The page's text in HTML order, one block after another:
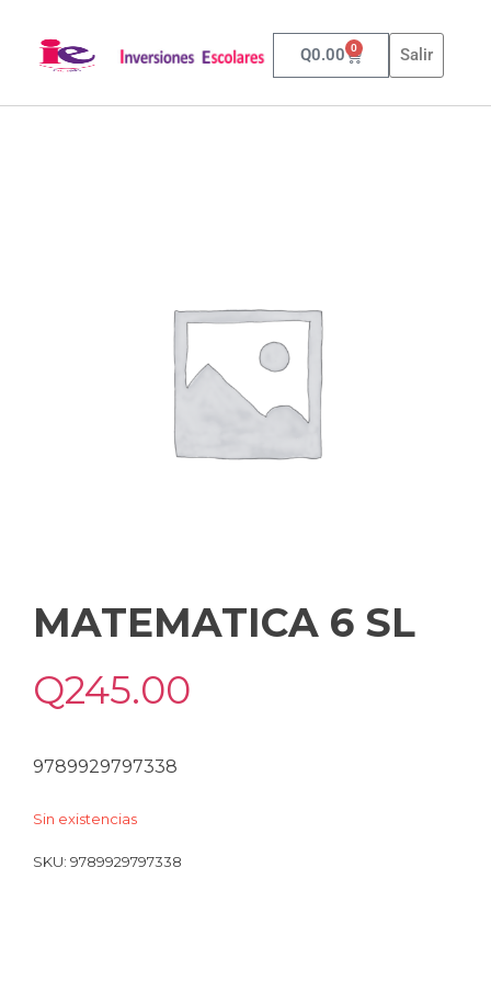
Q0.00 0 Salir
MATEMATICA 6 SL
Q245.00
9789929797338
Sin existencias
SKU: 9789929797338